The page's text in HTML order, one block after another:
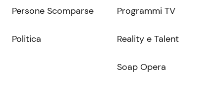
Persone Scomparse
Politica
Programmi TV
Reality e Talent
Soap Opera